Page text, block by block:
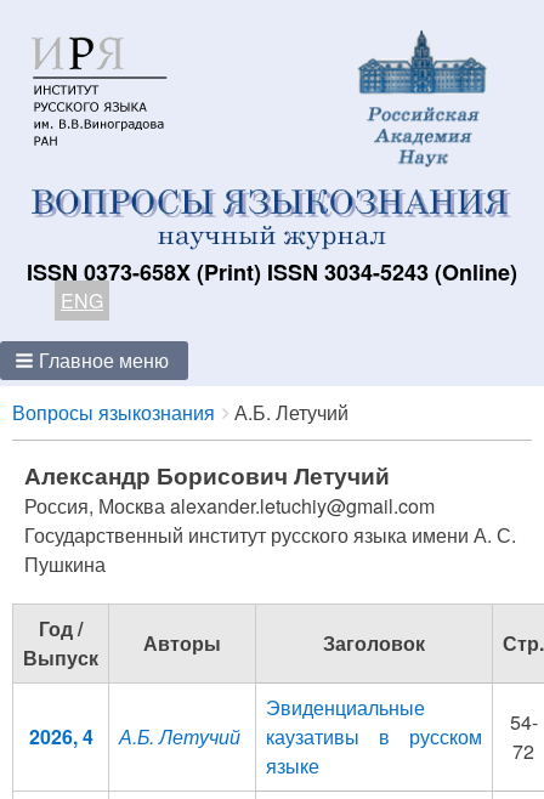
ISSN 0373-658X (Print) ISSN 3034-5243 (Online)
ENG
Главное меню
Breadcrumbs
You
are
here:
Вопросы языкознания А.Б. Летучий
Александр Борисович Летучий
Россия, Москва alexander.letuchiy@gmail.com
Государственный институт русского языка имени А. С.
Пушкина
Год /
Выпуск
Авторы Заголовок Стр.
2026, 4 А.Б. Летучий
Эвиденциальные
каузативы в русском
языке
54-
72